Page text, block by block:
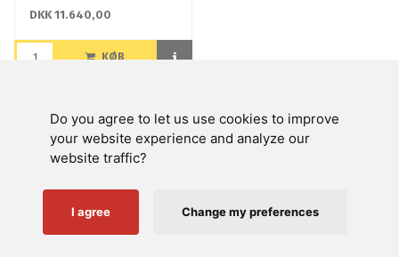
Do you agree to let us use cookies to improve
your website experience and analyze our
website traffic?
I agree Change my preferences
DKK 11.640,00
KØB
Swienty A/S
Kundeservice
Nyttige links